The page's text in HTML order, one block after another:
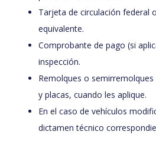
Tarjeta de circulación federal
equivalente.
Comprobante de pago (si
inspección.
Remolques o
y placas, cuando les aplique.
En el caso de vehículos
dictamen técnico